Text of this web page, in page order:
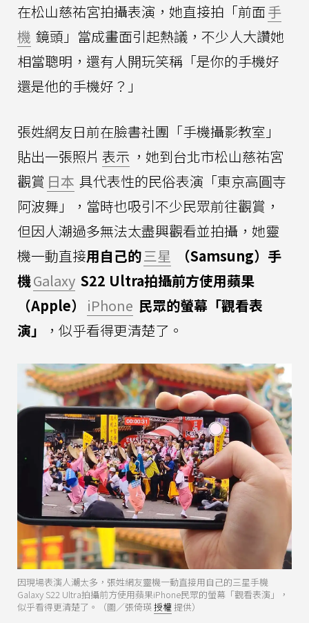
在松山慈祐宮拍攝表演，她直接拍「前面手
機 鏡頭」當成畫面引起熱議，不少人大讚她
相當聰明，還有人開玩笑稱「是你的手機好
還是他的手機好？」
張姓網友日前在臉書社團「手機攝影教室」
貼出一張照片 表示 ，她到台北市松山慈祐宮
觀賞 日本 具代表性的民俗表演「東京高圓寺
阿波舞」，當時也吸引不少民眾前往觀賞，
但因人潮過多無法太盡興觀看並拍攝，她靈
機一動直接用自己的三星
（Samsung）手
機Galaxy S22 Ultra拍攝前方使用蘋果
（Apple）
iPhone 民眾的螢幕「觀看表
演」
，似乎看得更清楚了。
因現場表演人潮太多，張姓網友靈機一動直接用自己的三星手機
Galaxy S22 Ultra拍攝前方使用蘋果iPhone民眾的螢幕「觀看表演」，
似乎看得更清楚了。（圖／張倚瑛授權提供）